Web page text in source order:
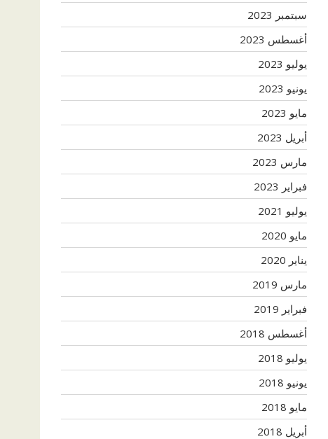
سبتمبر 2023
أغسطس 2023
يوليو 2023
يونيو 2023
مايو 2023
أبريل 2023
مارس 2023
فبراير 2023
يوليو 2021
مايو 2020
يناير 2020
مارس 2019
فبراير 2019
أغسطس 2018
يوليو 2018
يونيو 2018
مايو 2018
أبريل 2018